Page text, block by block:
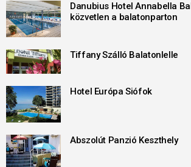
Danubius Hotel Annabella
közvetlen a balatonparton
Tiffany Szálló Balatonlelle
Hotel Európa Siófok
Abszolút Panzió Keszthely